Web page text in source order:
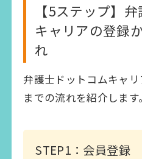
【5ステップ】
キャリアの登録
れ
弁護士ドットコムキャ
までの流れを紹介します。
STEP1：会員登録